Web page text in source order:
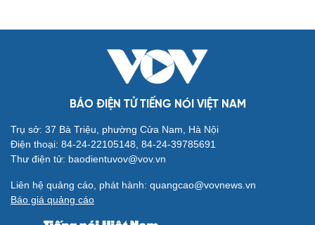
Nghệ sĩ
Thời trang
Sao Việt
Du lịch
Tư vấn
BÁO ĐIỆN TỬ TIẾNG NÓI VIỆT NAM
Trụ sở: 37 Bà Triệu, phường Cửa Nam, Hà Nội
Điện thoại: 84-24-22105148, 84-24-39785691
Thư điện tử: baodientuvov@vov.vn
Liên hệ quảng cáo, phát hành: quangcao@vovnews.vn
Báo giá quảng cáo